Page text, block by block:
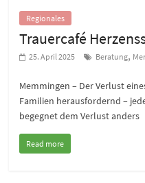
Regionales
Trauercafé
25. April 2025 Beratung,
Memmingen – Der Verlust
Familien herausfordernd –
begegnet dem Verlust anders
Read more